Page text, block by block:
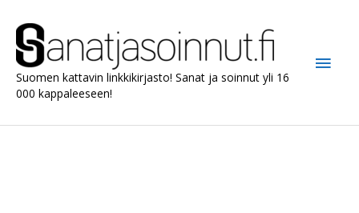
sisältöön
Suomen kattavin linkkikirjasto! Sanat ja soinnut yli 16
000 kappaleeseen!